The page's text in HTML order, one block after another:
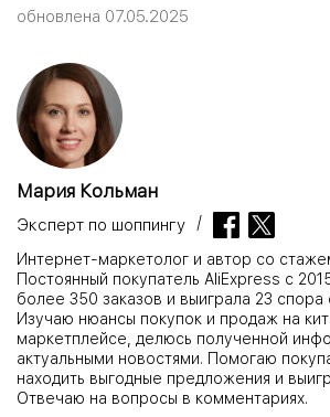
обновлена 07.05.2025
Мария Кольман
Эксперт по шоппингу
Интернет-маркетолог и автор со
Постоянный покупатель AliExpress с
более 350 заказов и выиграла 23 спора
Изучаю нюансы покупок и продаж на
маркетплейсе, делюсь полученной
актуальными новостями. Помогаю
находить выгодные предложения и
Отвечаю на вопросы в комментариях.